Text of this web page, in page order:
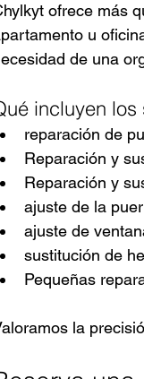
ofrece más
u
de una
incluyen los
reparación de
Reparación y
Reparación y
ajuste de la
ajuste de
sustitución de
Pequeñas
la